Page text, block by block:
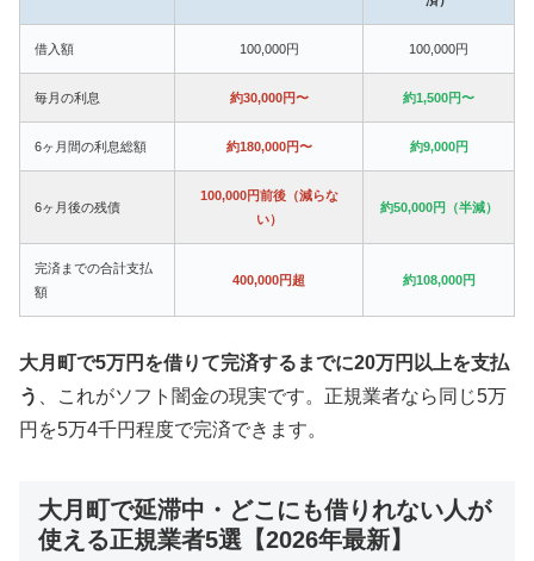
借入額 100,000円 100,000円
毎月の利息 約30,000円〜 約1,500円〜
6ヶ月間の利息総額 約180,000円〜 約9,000円
6ヶ月後の残債
100,000円前後（減らな
い）
約50,000円（半減）
完済までの合計支払
額
400,000円超 約108,000円
大月町で5万円を借りて完済するまでに20万円以上を支払
う
、これがソフト闇金の現実です。正規業者なら同じ5万
円を5万4千円程度で完済できます。
大月町で延滞中・どこにも借りれない人が
使える正規業者5選【2026年最新】